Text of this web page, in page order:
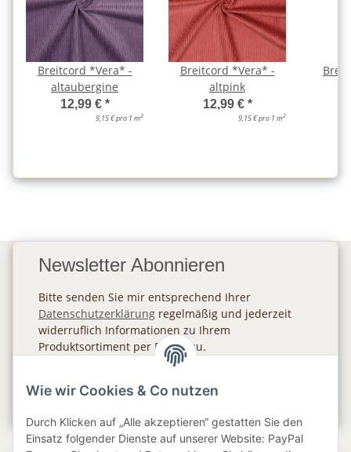
Breitcord *Vera* -
altaubergine
12,99 € *
9,15 € pro 1 m2
Breitcord *Vera* -
altpink
12,99 € *
9,15 € pro 1 m2
Newsletter Abonnieren
Bitte senden Sie mir entsprechend Ihrer
Datenschutzerklärung regelmäßig und jederzeit
widerruflich Informationen zu Ihrem
Produktsortiment per E-Mail zu.
Wie wir Cookies & Co nutzen
Durch Klicken auf „Alle akzeptieren“ gestatten Sie den
Einsatz folgender Dienste auf unserer Website: PayPal